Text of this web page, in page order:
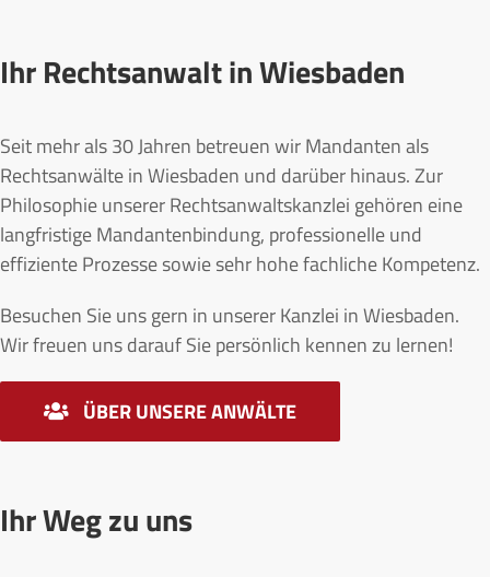
Ihr Rechtsanwalt in Wiesbaden
Seit mehr als 30 Jahren betreuen wir Mandanten als
Rechtsanwälte in Wiesbaden und darüber hinaus. Zur
Philosophie unserer Rechtsanwaltskanzlei gehören eine
langfristige Mandantenbindung, professionelle und
effiziente Prozesse sowie sehr hohe fachliche Kompetenz.
Besuchen Sie uns gern in unserer Kanzlei in Wiesbaden.
Wir freuen uns darauf Sie persönlich kennen zu lernen!
ÜBER UNSERE ANWÄLTE
Ihr Weg zu uns